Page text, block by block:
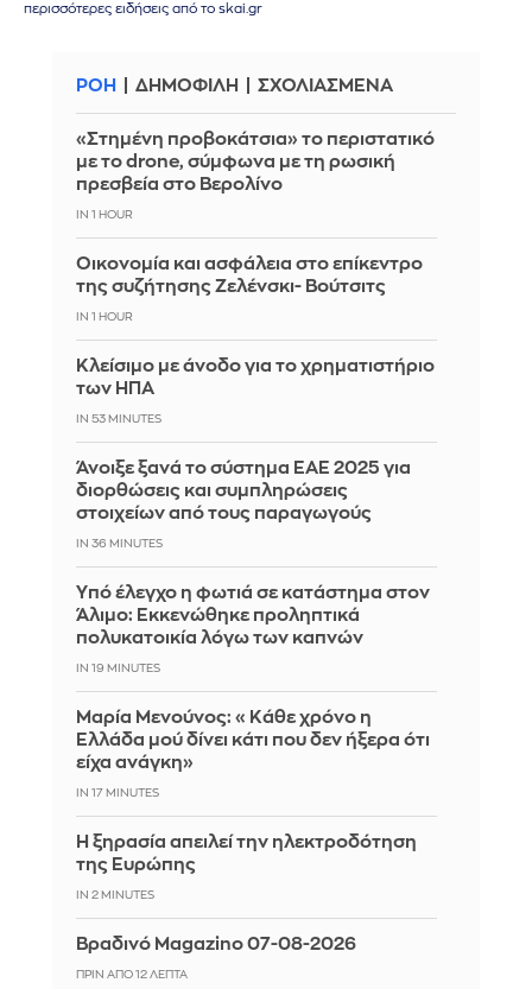
περισσότερες ειδήσεις από το skai.gr
ΡΟΗ ΔΗΜΟΦΙΛΗ ΣΧΟΛΙΑΣΜΕΝΑ
«Στημένη προβοκάτσια» το περιστατικό
με το drone, σύμφωνα με τη ρωσική
πρεσβεία στο Βερολίνο
IN 1 HOUR
Οικονομία και ασφάλεια στο επίκεντρο
της συζήτησης Ζελένσκι- Βούτσιτς
IN 1 HOUR
Κλείσιμο με άνοδο για το χρηματιστήριο
των ΗΠΑ
IN 53 MINUTES
Άνοιξε ξανά το σύστημα ΕΑΕ 2025 για
διορθώσεις και συμπληρώσεις
στοιχείων από τους παραγωγούς
IN 36 MINUTES
Yπό έλεγχο η φωτιά σε κατάστημα στον
Άλιμο: Εκκενώθηκε προληπτικά
πολυκατοικία λόγω των καπνών
IN 19 MINUTES
Μαρία Μενούνος: «Κάθε χρόνο η
Ελλάδα μού δίνει κάτι που δεν ήξερα ότι
είχα ανάγκη»
IN 17 MINUTES
Η ξηρασία απειλεί την ηλεκτροδότηση
της Ευρώπης
IN 2 MINUTES
Βραδινό Magazino 07-08-2026
ΠΡΙΝ ΑΠΌ 12 ΛΕΠΤΆ